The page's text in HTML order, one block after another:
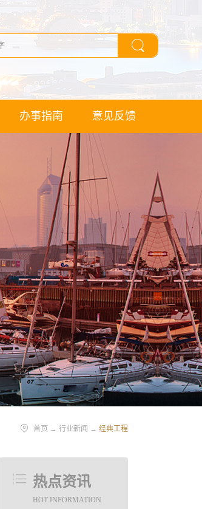
办事指南 意见反馈
首页 → 行业新闻 → 经典工程
热点资讯
HOT INFORMATION